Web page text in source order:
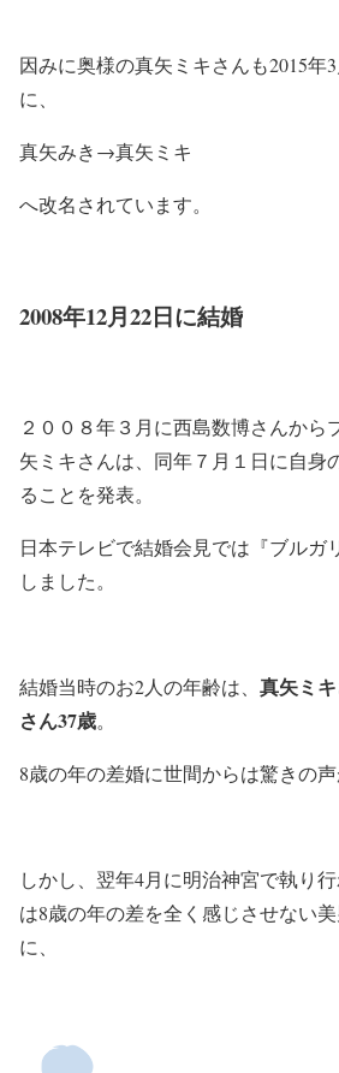
因みに奥様の真矢ミキさんも2015年
に、
真矢みき→真矢ミキ
へ改名されています。
2008年12月22日に結婚
２００８年３月に西島数博さんから
矢ミキさんは、同年７月１日に自身
ることを発表。
日本テレビで結婚会見では『ブルガ
しました。
結婚当時のお2人の年齢は、 真矢ミ
さん37歳。
8歳の年の差婚に世間からは驚きの声
しかし、翌年4月に明治神宮で執り
は8歳の年の差を全く感じさせない
に、